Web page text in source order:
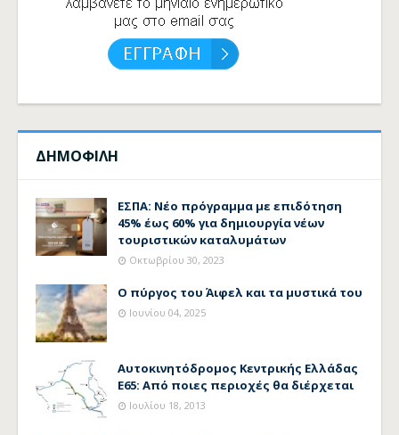
ΔΗΜΟΦΙΛΗ
ΕΣΠΑ: Νέο πρόγραμμα με επιδότηση
45% έως 60% για δημιουργία νέων
τουριστικών καταλυμάτων
Οκτωβρίου 30, 2023
Ο πύργος του Άιφελ και τα μυστικά του
Ιουνίου 04, 2025
Αυτοκινητόδρομος Κεντρικής Ελλάδας
Ε65: Από ποιες περιοχές θα διέρχεται
Ιουλίου 18, 2013